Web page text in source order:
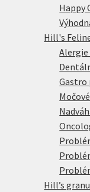
Happy
Hill's
Gastro
Hill’s